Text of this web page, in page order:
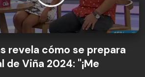
revela cómo se prepara
de Viña 2024: "¡Me